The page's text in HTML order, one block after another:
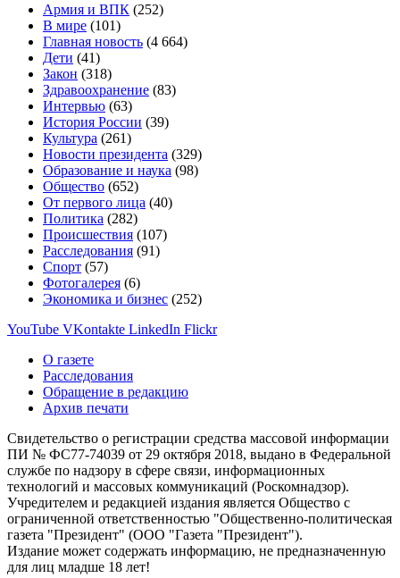
Армия и ВПК (252)
В мире (101)
Главная новость (4 664)
Дети (41)
Закон (318)
Здравоохранение (83)
Интервью (63)
История России (39)
Культура (261)
Новости президента (329)
Образование и наука (98)
Общество (652)
От первого лица (40)
Политика (282)
Происшествия (107)
Расследования (91)
Спорт (57)
Фотогалерея (6)
Экономика и бизнес (252)
YouTube VKontakte LinkedIn Flickr
О газете
Расследования
Обращение в редакцию
Архив печати
Свидетельство о регистрации средства массовой информации
ПИ № ФС77-74039 от 29 октября 2018, выдано в Федеральной
службе по надзору в сфере связи, информационных
технологий и массовых коммуникаций (Роскомнадзор).
Учредителем и редакцией издания является Общество с
ограниченной ответственностью "Общественно-политическая
газета "Президент" (ООО "Газета "Президент").
Издание может содержать информацию, не предназначенную
для лиц младше 18 лет!